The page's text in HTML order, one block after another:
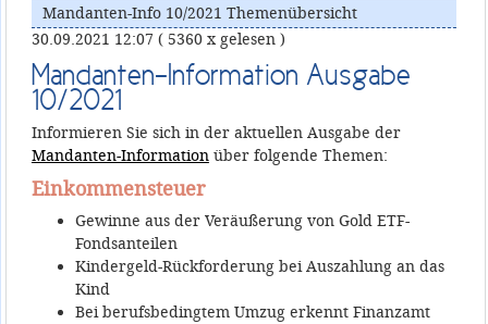
Mandanten-Info 10/2021 Themenübersicht
30.09.2021 12:07 ( 5360 x gelesen )
Mandanten-Information Ausgabe
10/2021
Informieren Sie sich in der aktuellen Ausgabe der
Mandanten-Informationüber folgende Themen:
Einkommensteuer
Gewinne aus der Veräußerung von Gold ETF-
Fondsanteilen
Kindergeld-Rückforderung bei Auszahlung an das
Kind
Bei berufsbedingtem Umzug erkennt Finanzamt